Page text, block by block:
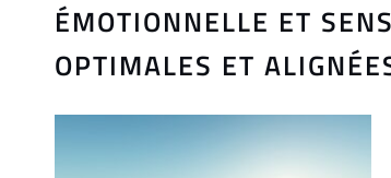
ÉMOTIONNELLE ET
OPTIMALES ET